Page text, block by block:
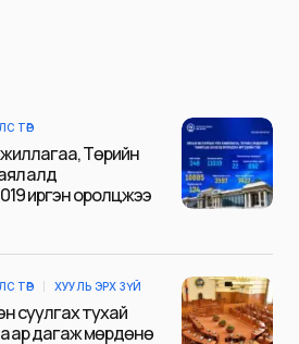
нийтлэхгүй.
ТӨР
Төрийн
иргэн оролцжээ
ТӨР ХУУЛЬ ЭРХ ЗҮЙ
суулгах тухай
дагаж мөрдөнө